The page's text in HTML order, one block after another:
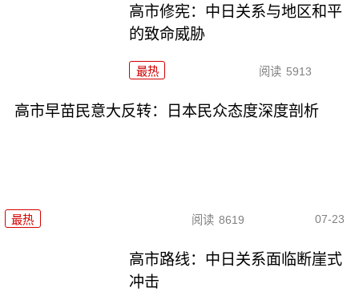
高市修宪：中日关系与地区和平
的致命威胁
最热 阅读 5913
高市早苗民意大反转：日本民众态度深度剖析
最热 阅读 8619 07-23
高市路线：中日关系面临断崖式
冲击